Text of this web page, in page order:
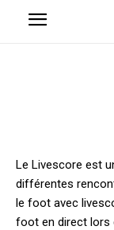
Le Livescore est
différentes
le foot avec
foot en direct lors